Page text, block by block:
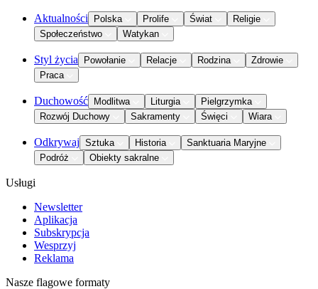
Aktualności Polska Prolife Świat
Religie
Społeczeństwo
Watykan
Styl życia Powołanie Relacje Rodzina
Zdrowie
Praca
Duchowość Modlitwa Liturgia
Pielgrzymka
Rozwój Duchowy
Sakramenty Święci Wiara
Odkrywaj Sztuka Historia
Sanktuaria Maryjne
Podróż
Obiekty sakralne
Usługi
Newsletter
Aplikacja
Subskrypcja
Wesprzyj
Reklama
Nasze flagowe formaty